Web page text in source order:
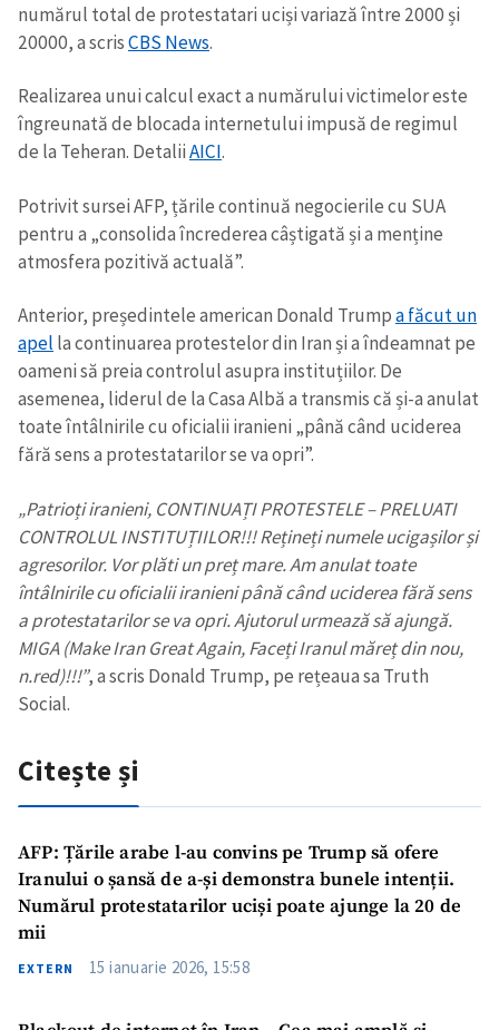
numărul total de protestatari uciși variază între 2000 și
20000, a scrisCBS News.
Realizarea unui calcul exact a numărului victimelor este
îngreunată de blocada internetului impusă de regimul
de la Teheran. DetaliiAICI.
Potrivit sursei AFP, țările continuă negocierile cu SUA
pentru a „consolida încrederea câștigată și a menține
atmosfera pozitivă actuală”.
Anterior, președintele american Donald Trumpa făcut un
apel la continuarea protestelor din Iran și a îndeamnat pe
oameni să preia controlul asupra instituțiilor. De
asemenea, liderul de la Casa Albă a transmis că și-a anulat
toate întâlnirile cu oficialii iranieni „până când uciderea
fără sens a protestatarilor se va opri”.
„Patrioți iranieni, CONTINUAȚI PROTESTELE – PRELUATI
CONTROLUL INSTITUȚIILOR!!! Rețineți numele ucigașilor și
agresorilor. Vor plăti un preț mare. Am anulat toate
întâlnirile cu oficialii iranieni până când uciderea fără sens
a protestatarilor se va opri. Ajutorul urmează să ajungă.
MIGA (Make Iran Great Again, Faceți Iranul măreț din nou,
n.red)!!!”, a scris Donald Trump, pe rețeaua sa Truth
Social.
Citește și
AFP: Țările arabe l-au convins pe Trump să ofere
Iranului o șansă de a-și demonstra bunele intenții.
Numărul protestatarilor uciși poate ajunge la 20 de
mii
EXTERN 15 ianuarie 2026, 15:58